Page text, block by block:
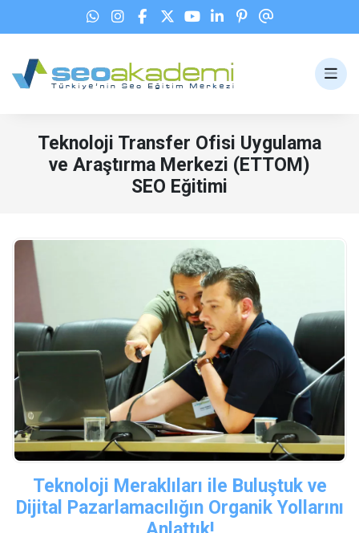
ettom seo eğitimi
Teknoloji Transfer Ofisi Uygulama
ve Araştırma Merkezi (ETTOM)
SEO Eğitimi
Teknoloji Meraklıları ile Buluştuk ve
Dijital Pazarlamacılığın Organik Yollarını